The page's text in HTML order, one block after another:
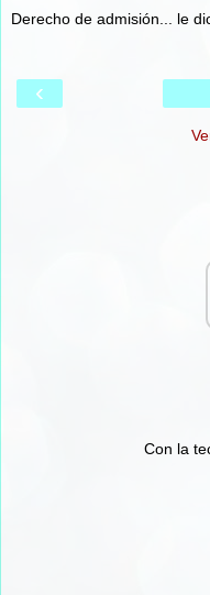
Derecho de admisión... le
‹
Con la